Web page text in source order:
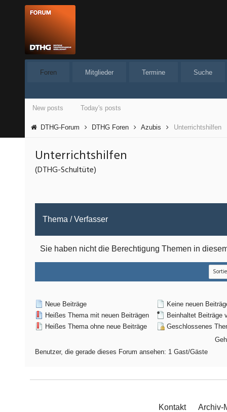
Foren Mitglieder Termine Suche
New posts Today's posts
DTHG-Forum DTHG Foren Azubis Unterrichtshilfen
Unterrichtshilfen
(DTHG-Schultüte)
Thema /Verfasser
Sie haben nicht die Berechtigung Themen in
Neue Beiträge
Heißes Thema mit neuen Beiträgen
Heißes Thema ohne neue Beiträge
Keine neuen
Beinhaltet Beiträge
Geschlossenes
Benutzer, die gerade dieses Forum ansehen: 1 Gast/Gäste
Kontakt Archiv-